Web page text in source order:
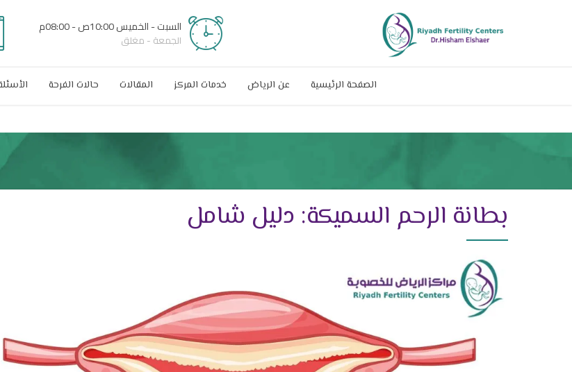
السبت - الخميس 10:00ص - 08:00م
الجمعة - مغلق
الصفحة الرئيسية عن الرياض خدمات المركز المقالات حالات الفرحة
بطانة الرحم السميكة: دليل شامل